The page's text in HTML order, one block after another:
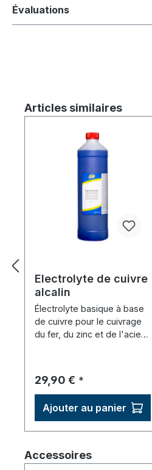
Évaluations
Ignorer la galerie de produits
Articles similaires
Electrolyte de cuivre
alcalin
Électrolyte basique à base
de cuivre pour le cuivrage
du fer, du zinc et de l'acier –
Prix régulier :
29,90 € *
Ajouter au panier
Ignorer la galerie de produits
Accessoires